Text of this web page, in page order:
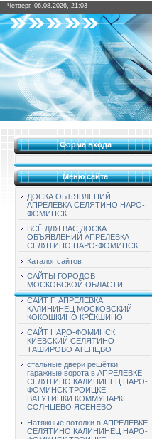
Четверг, 06.08.2026, 21:03
Форма входа
Меню сайта
ДОСКА ОБЪЯВЛЕНИЙ
АПРЕЛЕВКА СЕЛЯТИНО НАРО-
ФОМИНСК
ВСЁ ДЛЯ ВАС ДОСКА
ОБЪЯВЛЕНИЙ АПРЕЛЕВКА
СЕЛЯТИНО НАРО-ФОМИНСК
Каталог сайтов
САЙТЫ ГОРОДОВ
МОСКОВСКОЙ ОБЛАСТИ
САЙТ Г. АПРЕЛЕВКА
КАЛИНИНЕЦ МОСКОВСКИЙ
КОКОШКИНО КРЁКШИНО
САЙТ НАРО-ФОМИНСК
КИЕВСКИЙ СЕЛЯТИНО
ТАШИРОВО АТЕПЦВО
стальные двери решётки
гаражные ворота в АПРЕЛЕВКЕ
СЕЛЯТИНО КАЛИНИНЕЦ НАРО-
ФОМИНСК ТРОИЦКЕ
ВАТУТИНКИ КОММУНАРКЕ
СОЛНЦЕВО ЯСЕНЕВО
Натяжные потолки в АПРЕЛЕВКЕ
СЕЛЯТИНО КАЛИНИНЕЦ НАРО-